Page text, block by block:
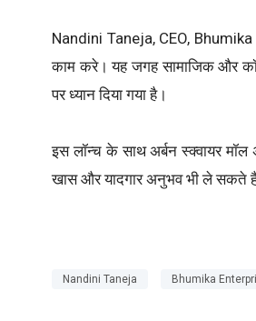
Nandini Taneja, CEO,
काम करे। यह जगह सामाजिक और
पर ध्यान दिया गया है।
इस लॉन्च के साथ अर्बन स्क्वायर
खास और यादगार अनुभव भी ले सकते
Nandini Taneja Bhumika